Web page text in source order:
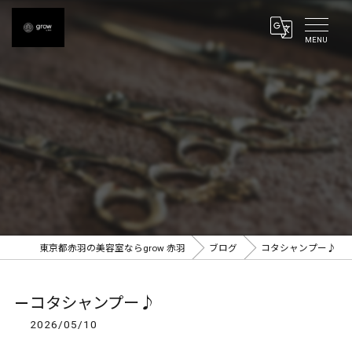
東京都赤羽の美容室ならgrow 赤羽 ブログ コタシャンプー♪
コタシャンプー♪
2026/05/10